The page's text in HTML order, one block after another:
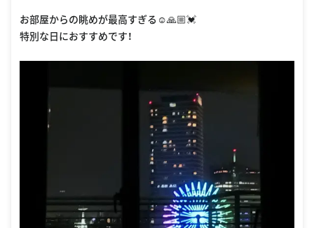
お部屋からの眺めが最高すぎる☺️🙏🏼💓
特別な日におすすめです！